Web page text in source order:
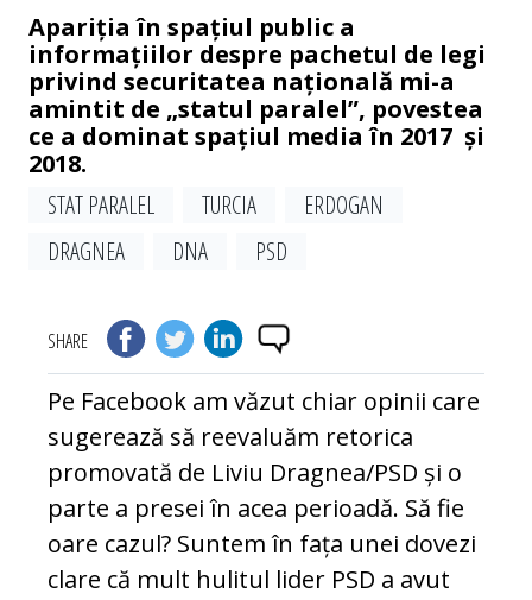
Apariția în spațiul public a
informațiilor despre pachetul de legi
privind securitatea națională mi-a
amintit de „statul paralel”, povestea
ce a dominat spațiul media în 2017 și
2018.
STAT PARALEL
TURCIA
ERDOGAN
DRAGNEA
DNA PSD
SHARE
Pe Facebook am văzut chiar opinii care
sugerează să reevaluăm retorica
promovată de Liviu Dragnea/PSD și o
parte a presei în acea perioadă. Să fie
oare cazul? Suntem în fața unei dovezi
clare că mult hulitul lider PSD a avut